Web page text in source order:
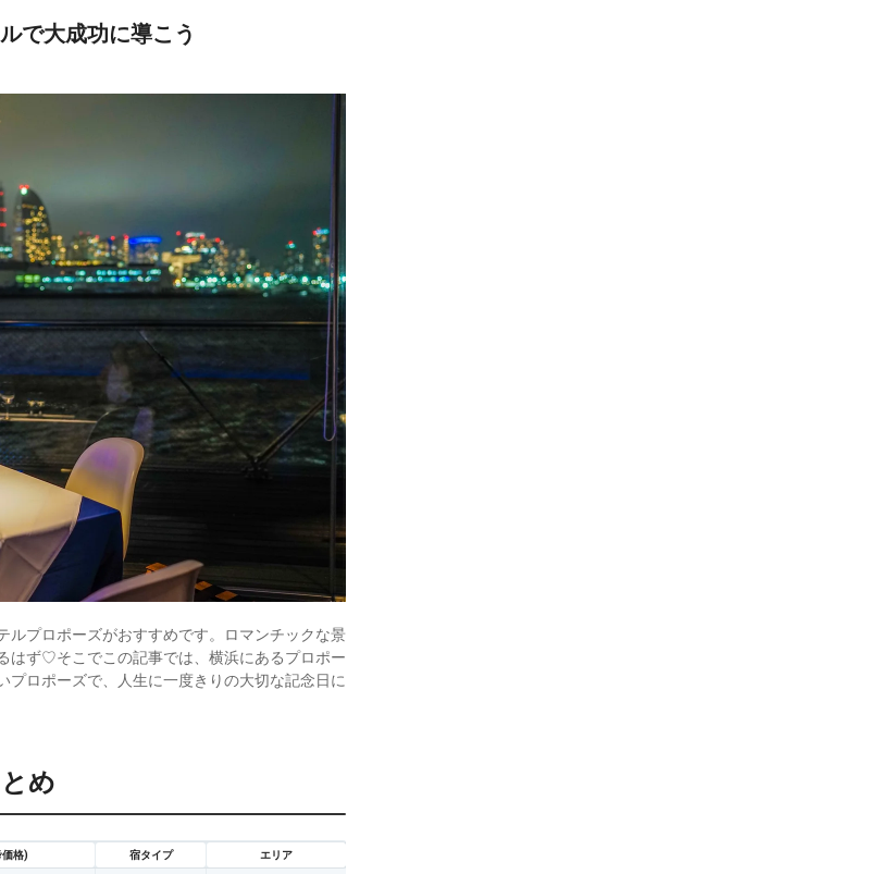
で大成功に導こう
ルプロポーズがおすすめです。ロマンチックな景
はず♡そこでこの記事では、横浜にあるプロポー
ロポーズで、人生に一度きりの大切な記念日に
め
格) 宿タイプ エリア